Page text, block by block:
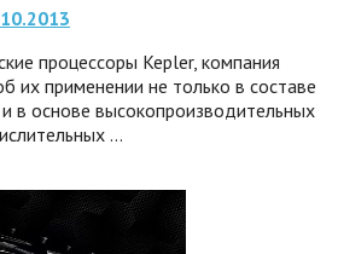
процессоры Kepler, компания
их применении не только в составе
в основе высокопроизводительных
…